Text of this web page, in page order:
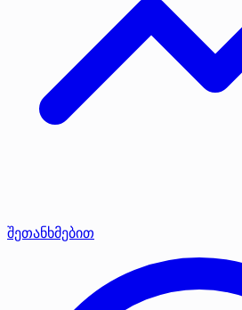
შეთანხმებით